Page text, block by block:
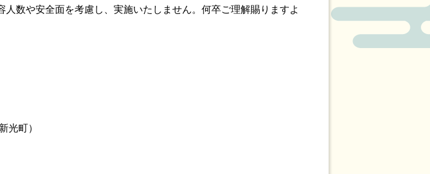
数や安全面を考慮し、実施いたしません。何卒ご理解賜りますよ
光町）